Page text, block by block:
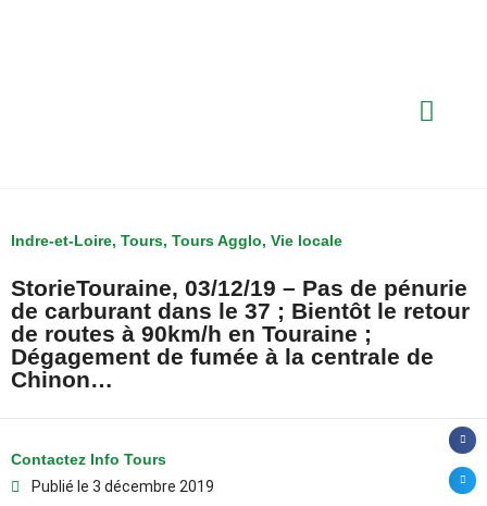
Indre-et-Loire, Tours, Tours Agglo, Vie locale
StorieTouraine, 03/12/19 – Pas de pénurie
de carburant dans le 37 ; Bientôt le retour
de routes à 90km/h en Touraine ;
Dégagement de fumée à la centrale de
Chinon…
Contactez Info Tours
Publié le 3 décembre 2019